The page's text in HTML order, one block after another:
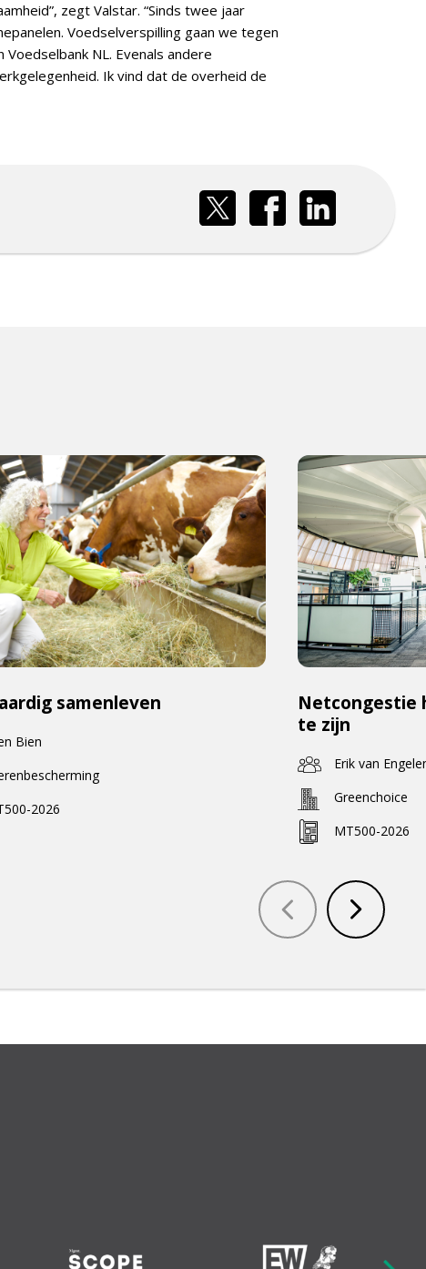
zegt Valstar. “Sinds twee jaar
Voedselverspilling gaan we tegen
NL. Evenals andere
Ik vind dat de overheid de
samenleven
Bien
2026
Netcongestie
te zijn
Erik van
Greenchoice
MT500-2026